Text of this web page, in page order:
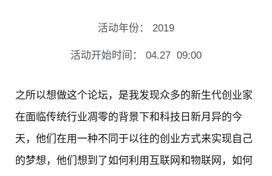
活动年份： 2019
活动开始时间： 04.27 09:00
之所以想做这个论坛，是我发现众多的新生代创业家
在面临传统行业凋零的背景下和科技日新月异的今
天，他们在用一种不同于以往的创业方式来实现自己
的梦想，他们想到了如何利用互联网和物联网，如何